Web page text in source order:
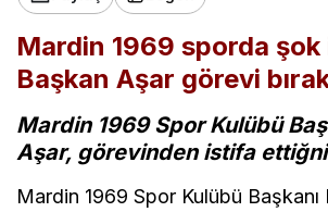
Mardin 1969 sporda
Başkan Aşar görevi
Mardin 1969 Spor Kulübü
Aşar, görevinden istifa ettiğni
Mardin 1969 Spor Kulübü Başkanı